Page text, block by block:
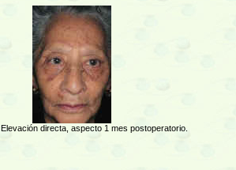
Elevación directa, aspecto 1 mes postoperatorio.